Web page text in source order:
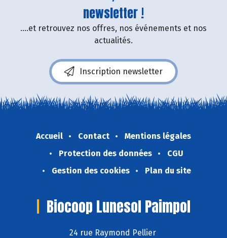
newsletter !
....et retrouvez nos offres, nos événements et nos
actualités.
Inscription newsletter
Accueil Contact
Mentions légales
Protection des données
CGU
Gestion des cookies
Plan du site
Biocoop Lunesol Paimpol
24 rue Raymond Pellier